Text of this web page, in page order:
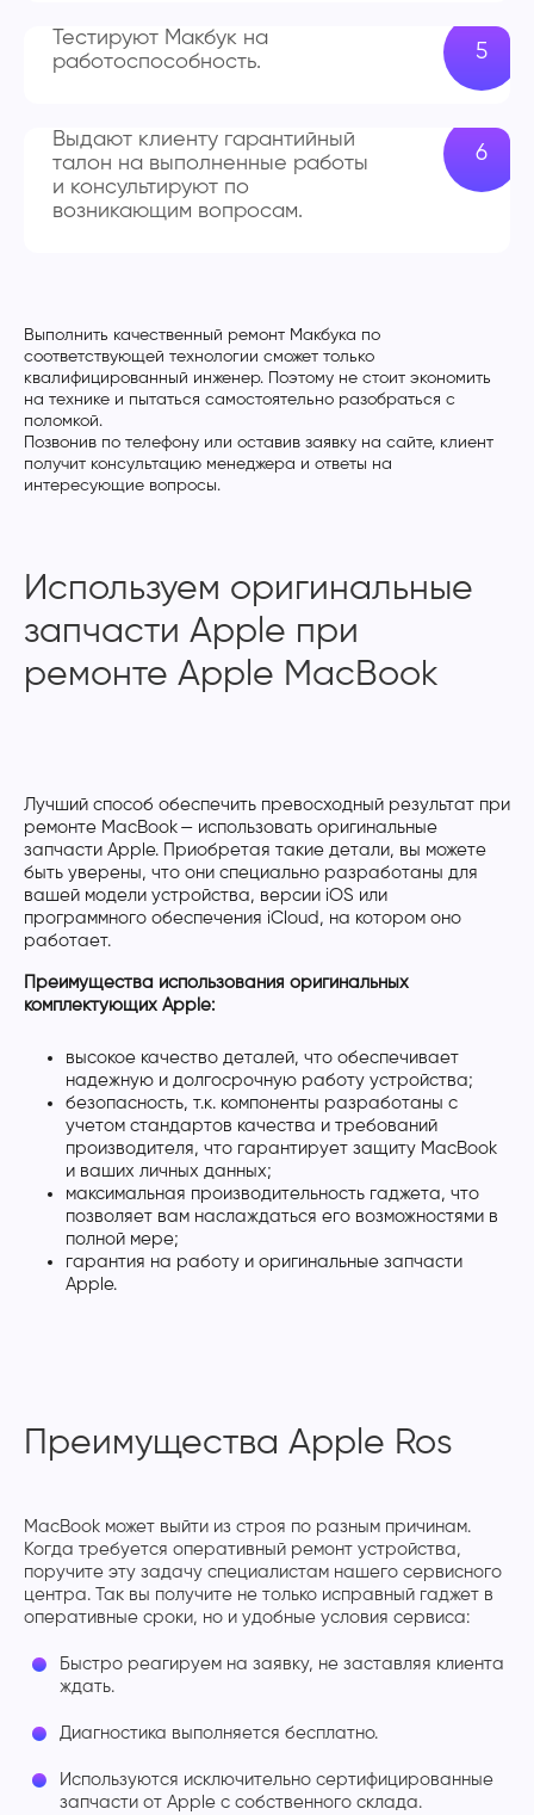
Тестируют Макбук на
работоспособность.
Выдают клиенту гарантийный
талон на выполненные работы
и консультируют по
возникающим вопросам.
Выполнить качественный ремонт Макбука по
соответствующей технологии сможет только
квалифицированный инженер. Поэтому не стоит экономить
на технике и пытаться самостоятельно разобраться с
поломкой.
Позвонив по телефону или оставив заявку на сайте, клиент
получит консультацию менеджера и ответы на
интересующие вопросы.
Используем оригинальные
запчасти Apple при
ремонте Apple MacBook
Лучший способ обеспечить превосходный результат при
ремонте MacBook — использовать оригинальные
запчасти Apple. Приобретая такие детали, вы можете
быть уверены, что они специально разработаны для
вашей модели устройства, версии iOS или
программного обеспечения iCloud, на котором оно
работает.
Преимущества использования оригинальных
комплектующих Apple:
высокое качество деталей, что обеспечивает
надежную и долгосрочную работу устройства;
безопасность, т.к. компоненты разработаны с
учетом стандартов качества и требований
производителя, что гарантирует защиту MacBook
и ваших личных данных;
максимальная производительность гаджета, что
позволяет вам наслаждаться его возможностями в
полной мере;
гарантия на работу и оригинальные запчасти
Apple.
Преимущества Apple Ros
MacBook может выйти из строя по разным причинам.
Когда требуется оперативный ремонт устройства,
поручите эту задачу специалистам нашего сервисного
центра. Так вы получите не только исправный гаджет в
оперативные сроки, но и удобные условия сервиса:
Быстро реагируем на заявку, не заставляя клиента
ждать.
Диагностика выполняется бесплатно.
Используются исключительно сертифицированные
запчасти от Apple с собственного склада.